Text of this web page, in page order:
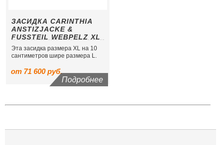
ЗАСИДКА CARINTHIA
ANSTIZJACKE &
FUSSTEIL WEBPELZ XL
Эта засидка размера XL на 10
сантиметров шире размера L.
от 71 600 руб.
Подробнее